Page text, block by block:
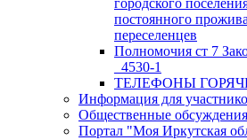
городского
постоянного
переселенцев
Полномочия ст 7
_4530-1
ТЕЛЕФОНЫ
Информация для
Общественные обсуждения
Портал "Моя Иркутская